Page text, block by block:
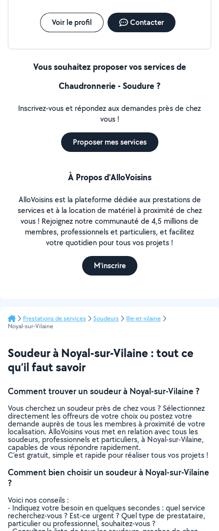
Voir le profil Contacter
Vous souhaitez proposer vos services de
Chaudronnerie - Soudure ?
Inscrivez-vous et répondez aux demandes près de chez
vous !
Proposer mes services
À Propos d’AlloVoisins
AlloVoisins est la plateforme dédiée aux prestations de
services et à la location de matériel à proximité de chez
vous ! Rejoignez notre communauté de 4,5 millions de
membres, professionnels et particuliers, et facilitez
votre quotidien pour tous vos projets !
M'inscrire
Prestations de services Soudeurs
Ille-et-vilaine
Noyal-sur-Vilaine
Soudeur à Noyal-sur-Vilaine : tout ce
qu’il faut savoir
Comment trouver un soudeur à Noyal-sur-Vilaine ?
Vous cherchez un soudeur près de chez vous ? Sélectionnez
directement les offreurs de votre choix ou postez votre
demande auprès de tous les membres à proximité de votre
localisation. AlloVoisins vous met en relation avec tous les
soudeurs, professionnels et particuliers, à Noyal-sur-Vilaine,
capables de vous répondre rapidement.
C’est gratuit, simple et rapide pour réaliser tous vos projets !
Comment bien choisir un soudeur à Noyal-sur-Vilaine
?
Voici nos conseils :
- Indiquez votre besoin en quelques secondes : quel service
recherchez-vous ? Est-ce urgent ? Quel type de prestataire,
particulier ou professionnel, souhaitez-vous ?